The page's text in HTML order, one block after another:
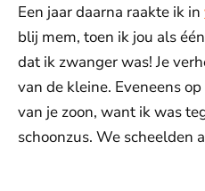
Een jaar daarna raakte ik in
blij mem, toen ik jou als
dat ik zwanger was! Je
van de kleine. Eveneens
van je zoon, want ik was
schoonzus. We scheelden